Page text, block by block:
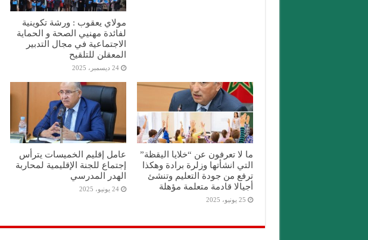
مولاي يعقوب : ورشة تكوينية
لفائدة مهنيي الصحة و الحماية
الاجتماعية في مجال التدبير
المعقلن للتلقيح
24 ديسمبر، 2025
ما لا تعرفون عن “خلايا اليقظة”
التي انشأتها وزلرة برادة وهكذا
ترفع من جودة التعليم وتنشئ
أجيالا قادمة متعلمة مؤهلة
25 يونيو، 2025
عامل إقليم الخميسات يترأس
إجتماع للجنة الإقليمية لمحاربة
الهدر المدرسي
24 يونيو، 2025